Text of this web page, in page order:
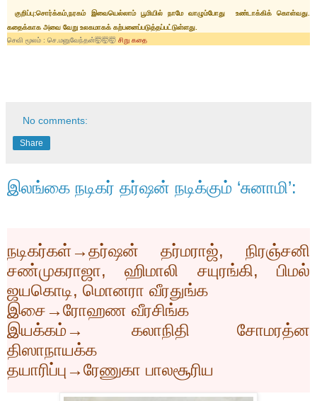
குறிப்பு:சொர்க்கம்,நரகம் இவையெல்லாம் பூமியில் நாமே வாழும்போது உண்டாக்கிக் கொள்வது.
கதைக்காக அவை வேறு உலகமாகக் கற்பனைப்படுத்தப்பட்டுள்ளது.
செவி மூலம் : செ.மனுவேந்தன்🤯🤯🤯 சிறு கதை
No comments:
Share
இலங்கை நடிகர் தர்ஷன் நடிக்கும் ‘சுனாமி’:
நடிகர்கள்→தர்ஷன் தர்மராஜ், நிரஞ்சனி
சண்முகராஜா,ஹிமாலி சயுரங்கி,பிமல்
ஜயகொடி, மொனரா வீரதுங்க
இசை →ரோஹண வீரசிங்க
இயக்கம் →
கலாநிதி சோமரத்ன
திஸாநாயக்க
தயாரிப்பு →ரேணுகா பாலசூரிய